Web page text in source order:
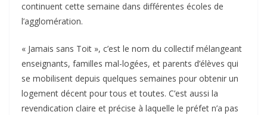
continuent cette semaine dans différentes écoles de
l’agglomération.
« Jamais sans Toit », c’est le nom du collectif mélangeant
enseignants, familles mal-logées, et parents d’élèves qui
se mobilisent depuis quelques semaines pour obtenir un
logement décent pour tous et toutes. C’est aussi la
revendication claire et précise à laquelle le préfet n’a pas